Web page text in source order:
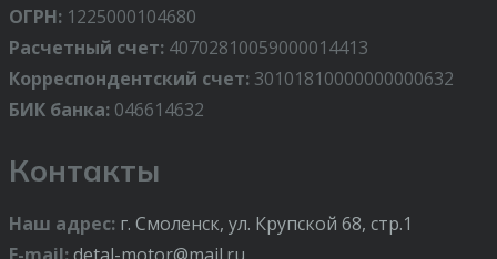
ОГРН: 1225000104680
Расчетный счет: 40702810059000014413
Корреспондентский счет: 30101810000000000632
БИК банка: 046614632
Контакты
Наш адрес: г. Смоленск, ул. Крупской 68, стр.1